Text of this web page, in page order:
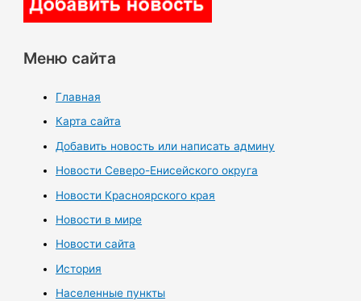
Меню сайта
Главная
Карта сайта
Добавить новость или написать админу
Новости Северо-Енисейского округа
Новости Красноярского края
Новости в мире
Новости сайта
История
Населенные пункты